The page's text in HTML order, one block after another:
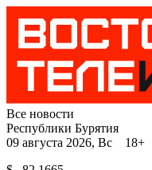
Все новости
Республики Бурятия
09 августа 2026, Вс 18+